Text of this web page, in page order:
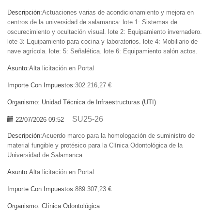
Descripción:Actuaciones varias de acondicionamiento y mejora en
centros de la universidad de salamanca: lote 1: Sistemas de
oscurecimiento y ocultación visual. lote 2: Equipamiento invernadero.
lote 3: Equipamiento para cocina y laboratorios. lote 4: Mobiliario de
nave agrícola. lote: 5: Señalética. lote 6: Equipamiento salón actos.
Asunto:Alta licitación en Portal
Importe Con Impuestos:302.216,27 €
Organismo: Unidad Técnica de Infraestructuras (UTI)
22/07/2026 09:52 SU25-26
Descripción:Acuerdo marco para la homologación de suministro de
material fungible y protésico para la Clínica Odontológica de la
Universidad de Salamanca
Asunto:Alta licitación en Portal
Importe Con Impuestos:889.307,23 €
Organismo: Clínica Odontológica